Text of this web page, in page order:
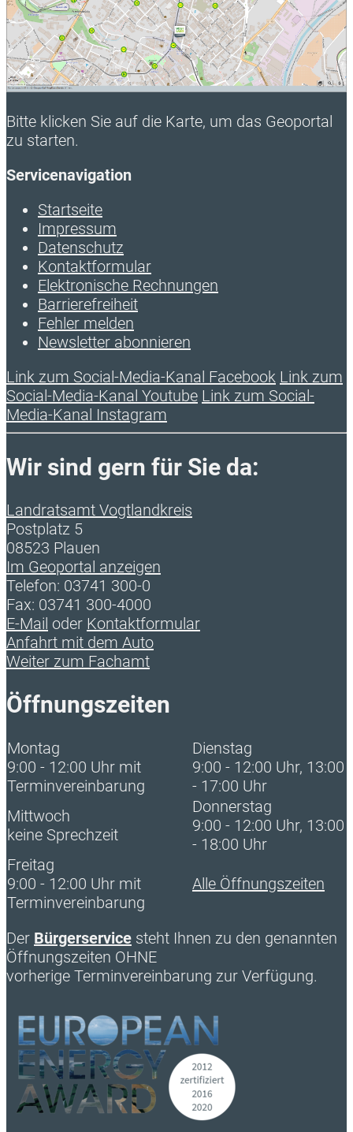
Bitte klicken Sie auf die Karte, um das Geoportal
zu starten.
Servicenavigation
Startseite
Impressum
Datenschutz
Kontaktformular
Elektronische Rechnungen
Barrierefreiheit
Fehler melden
Newsletter abonnieren
Link zum Social-Media-Kanal Facebook Link zum
Social-Media-Kanal Youtube Link zum Social-
Media-Kanal Instagram
Wir sind gern für Sie da:
Landratsamt Vogtlandkreis
Postplatz 5
08523 Plauen
Im Geoportal anzeigen
Telefon: 03741 300-0
Fax: 03741 300-4000
E-Mail oder Kontaktformular
Anfahrt mit dem Auto
Weiter zum Fachamt
Öffnungszeiten
Montag
9:00 - 12:00 Uhr mit
Terminvereinbarung
Dienstag
9:00 - 12:00 Uhr, 13:00
- 17:00 Uhr
Mittwoch
keine Sprechzeit
Donnerstag
9:00 - 12:00 Uhr, 13:00
- 18:00 Uhr
Freitag
9:00 - 12:00 Uhr mit
Terminvereinbarung
Alle Öffnungszeiten
Der Bürgerservice steht Ihnen zu den genannten
Öffnungszeiten OHNE
vorherige Terminvereinbarung zur Verfügung.